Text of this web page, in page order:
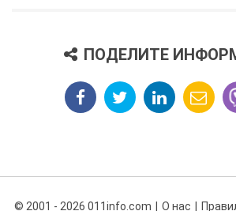
ПОДЕЛИТЕ
© 2001 - 2026 011info.com О нас